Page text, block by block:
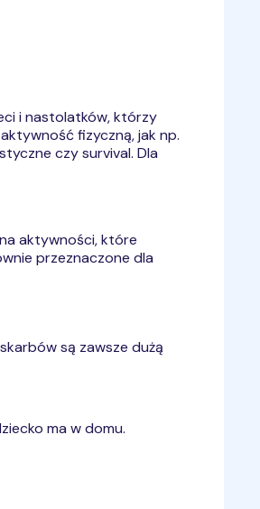
i nastolatków, którzy
fizyczną, jak np.
czy survival. Dla
aktywności, które
przeznaczone dla
są zawsze dużą
ma w domu.